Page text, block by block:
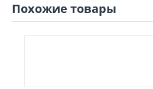
Похожие товары